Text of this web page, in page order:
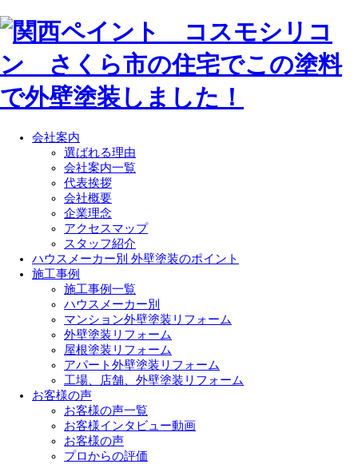
会社案内
選ばれる理由
会社案内一覧
代表挨拶
会社概要
企業理念
アクセスマップ
スタッフ紹介
ハウスメーカー別 外壁塗装のポイント
施工事例
施工事例一覧
ハウスメーカー別
マンション外壁塗装リフォーム
外壁塗装リフォーム
屋根塗装リフォーム
アパート外壁塗装リフォーム
工場、店舗、外壁塗装リフォーム
お客様の声
お客様の声一覧
お客様インタビュー動画
お客様の声
プロからの評価